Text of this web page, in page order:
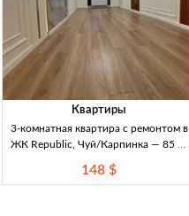
Квартиры
3-комнатная квартира с ремонтом в
ЖК Republic, Чуй/Карпинка — 85 м²
9/12эт, центр.комм, ЖК Republic
148 $